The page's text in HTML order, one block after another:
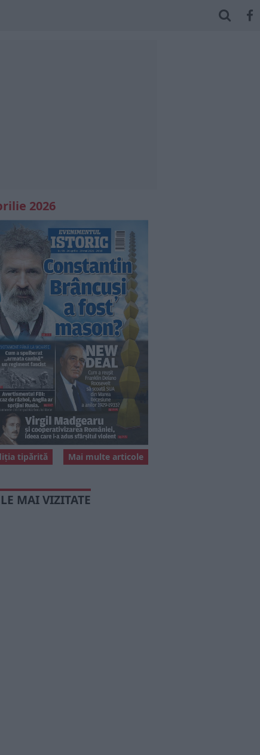
2026
Mai multe articole
tipărită
MAI VIZITATE